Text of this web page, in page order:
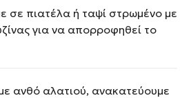
σε πιατέλα ή ταψί στρωμένο με
για να απορροφηθεί το
ανθό αλατιού, ανακατεύουμε